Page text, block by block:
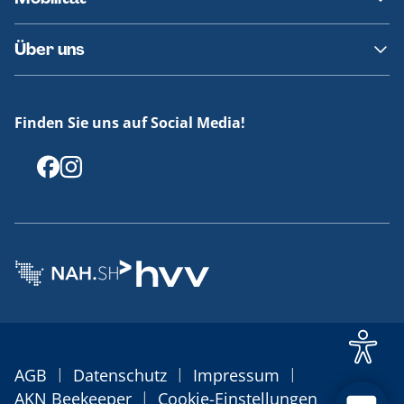
Fundsachen
Häufige Fragen
Barrierefreies Reisen
Erklärung Barrierefreiheit
Über uns
Offenlegungen
Finden Sie uns auf Social Media!
AGB | Datenschutz | Impressum |
AKN Beekeeper | Cookie-Einstellungen